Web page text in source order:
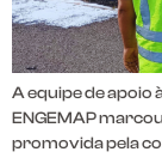
A equipe de apoio
ENGEMAP
promovida pela